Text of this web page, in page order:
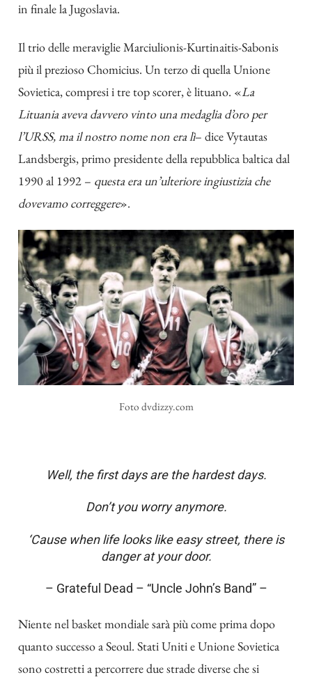
in finale la Jugoslavia.
Il trio delle meraviglie Marciulionis-Kurtinaitis-Sabonis
più il prezioso Chomicius. Un terzo di quella Unione
Sovietica, compresi i tre top scorer, è lituano. «La
Lituania aveva davvero vinto una medaglia d’oro per
l’URSS, ma il nostro nome non era lì– dice Vytautas
Landsbergis, primo presidente della repubblica baltica dal
1990 al 1992 – questa era un’ulteriore ingiustizia che
dovevamo correggere».
Foto dvdizzy.com
Well, the first days are the hardest days.
Don’t you worry anymore.
‘Cause when life looks like easy street, there is
danger at your door.
– Grateful Dead – “Uncle John’s Band” –
Niente nel basket mondiale sarà più come prima dopo
quanto successo a Seoul. Stati Uniti e Unione Sovietica
sono costretti a percorrere due strade diverse che si